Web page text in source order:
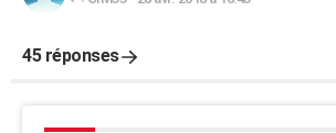
45 réponses